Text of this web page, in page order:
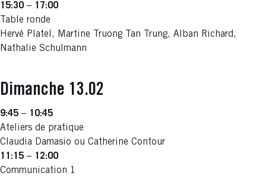
15:30 – 17:00
Table ronde
Hervé Platel, Martine Truong Tan Trung, Alban Richard,
Nathalie Schulmann
Dimanche 13.02
9:45 – 10:45
Ateliers de pratique
Claudia Damasio ou Catherine Contour
11:15 – 12:00
Communication 1